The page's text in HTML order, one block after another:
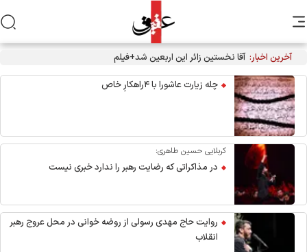
آخرین اخبار: آقا نخستین زائر این اربعین شد+فیلم
چله زیارت عاشورا با ۴راهکارِ خاص
کربلایی حسین طاهری:
در مذاکراتی که رضایت رهبر را ندارد خبری نیست
روایت حاج مهدی رسولی از روضه خوانی در محل عروج رهبر
انقلاب